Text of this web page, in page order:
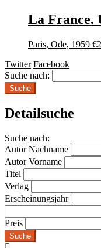
La France.
Paris, Ode, 1959 €
Twitter Facebook
Suche nach:
Suche
Detailsuche
Suche nach:
Autor Nachname
Autor Vorname
Titel
Verlag
Erscheinungsjahr
Preis
Suche